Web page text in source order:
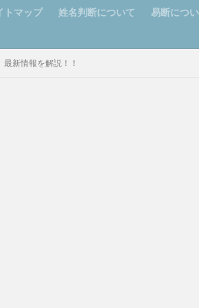
トマップ 姓名判断について 易断につ
新情報を解説！！